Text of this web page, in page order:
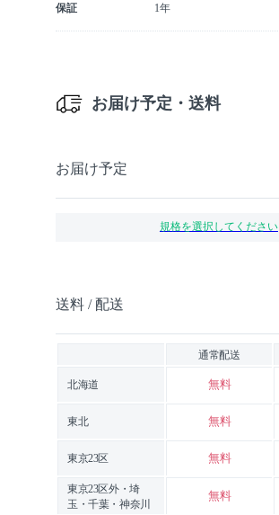
保証 1年
お届け予定・送料
お届け予定
規格を選択してください
送料 / 配送
通常配送
北海道 無料
東北 無料
東京23区 無料
東京23区外・埼
玉・千葉・神奈川
無料